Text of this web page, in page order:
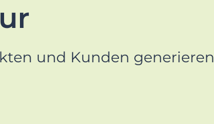
und Kunden generieren